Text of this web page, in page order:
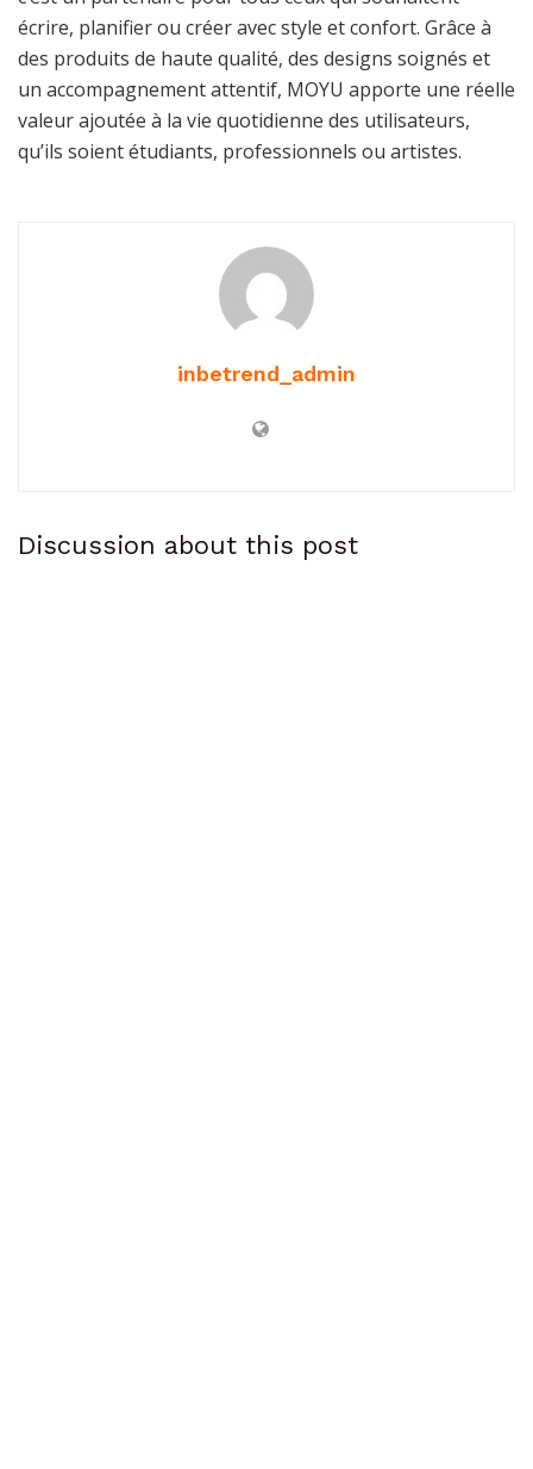
écrire, planifier ou créer avec style et confort. Grâce à
des produits de haute qualité, des designs soignés et
un accompagnement attentif, MOYU apporte une réelle
valeur ajoutée à la vie quotidienne des utilisateurs,
qu’ils soient étudiants, professionnels ou artistes.
inbetrend_admin
Discussion about this post